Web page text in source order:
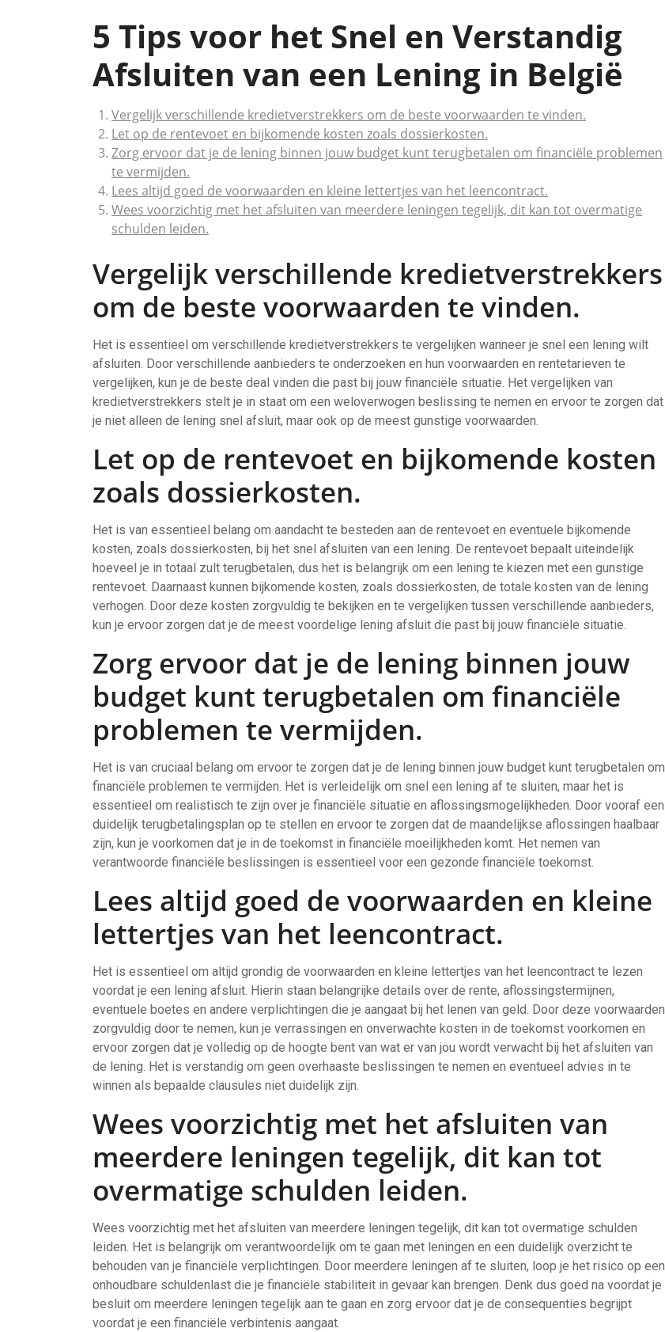
5 Tips voor het Snel en Verstandig
Afsluiten van een Lening in België
Vergelijk verschillende kredietverstrekkers om de beste voorwaarden te vinden.
Let op de rentevoet en bijkomende kosten zoals dossierkosten.
Zorg ervoor dat je de lening binnen jouw budget kunt terugbetalen om financiële problemen
te vermijden.
Lees altijd goed de voorwaarden en kleine lettertjes van het leencontract.
Wees voorzichtig met het afsluiten van meerdere leningen tegelijk, dit kan tot overmatige
schulden leiden.
Vergelijk verschillende kredietverstrekkers
om de beste voorwaarden te vinden.
Het is essentieel om verschillende kredietverstrekkers te vergelijken wanneer je snel een lening wilt
afsluiten. Door verschillende aanbieders te onderzoeken en hun voorwaarden en rentetarieven te
vergelijken, kun je de beste deal vinden die past bij jouw financiële situatie. Het vergelijken van
kredietverstrekkers stelt je in staat om een weloverwogen beslissing te nemen en ervoor te zorgen dat
je niet alleen de lening snel afsluit, maar ook op de meest gunstige voorwaarden.
Let op de rentevoet en bijkomende kosten
zoals dossierkosten.
Het is van essentieel belang om aandacht te besteden aan de rentevoet en eventuele bijkomende
kosten, zoals dossierkosten, bij het snel afsluiten van een lening. De rentevoet bepaalt uiteindelijk
hoeveel je in totaal zult terugbetalen, dus het is belangrijk om een lening te kiezen met een gunstige
rentevoet. Daarnaast kunnen bijkomende kosten, zoals dossierkosten, de totale kosten van de lening
verhogen. Door deze kosten zorgvuldig te bekijken en te vergelijken tussen verschillende aanbieders,
kun je ervoor zorgen dat je de meest voordelige lening afsluit die past bij jouw financiële situatie.
Zorg ervoor dat je de lening binnen jouw
budget kunt terugbetalen om financiële
problemen te vermijden.
Het is van cruciaal belang om ervoor te zorgen dat je de lening binnen jouw budget kunt terugbetalen om
financiële problemen te vermijden. Het is verleidelijk om snel een lening af te sluiten, maar het is
essentieel om realistisch te zijn over je financiële situatie en aflossingsmogelijkheden. Door vooraf een
duidelijk terugbetalingsplan op te stellen en ervoor te zorgen dat de maandelijkse aflossingen haalbaar
zijn, kun je voorkomen dat je in de toekomst in financiële moeilijkheden komt. Het nemen van
verantwoorde financiële beslissingen is essentieel voor een gezonde financiële toekomst.
Lees altijd goed de voorwaarden en kleine
lettertjes van het leencontract.
Het is essentieel om altijd grondig de voorwaarden en kleine lettertjes van het leencontract te lezen
voordat je een lening afsluit. Hierin staan belangrijke details over de rente, aflossingstermijnen,
eventuele boetes en andere verplichtingen die je aangaat bij het lenen van geld. Door deze voorwaarden
zorgvuldig door te nemen, kun je verrassingen en onverwachte kosten in de toekomst voorkomen en
ervoor zorgen dat je volledig op de hoogte bent van wat er van jou wordt verwacht bij het afsluiten van
de lening. Het is verstandig om geen overhaaste beslissingen te nemen en eventueel advies in te
winnen als bepaalde clausules niet duidelijk zijn.
Wees voorzichtig met het afsluiten van
meerdere leningen tegelijk, dit kan tot
overmatige schulden leiden.
Wees voorzichtig met het afsluiten van meerdere leningen tegelijk, dit kan tot overmatige schulden
leiden. Het is belangrijk om verantwoordelijk om te gaan met leningen en een duidelijk overzicht te
behouden van je financiële verplichtingen. Door meerdere leningen af te sluiten, loop je het risico op een
onhoudbare schuldenlast die je financiële stabiliteit in gevaar kan brengen. Denk dus goed na voordat je
besluit om meerdere leningen tegelijk aan te gaan en zorg ervoor dat je de consequenties begrijpt
voordat je een financiële verbintenis aangaat.